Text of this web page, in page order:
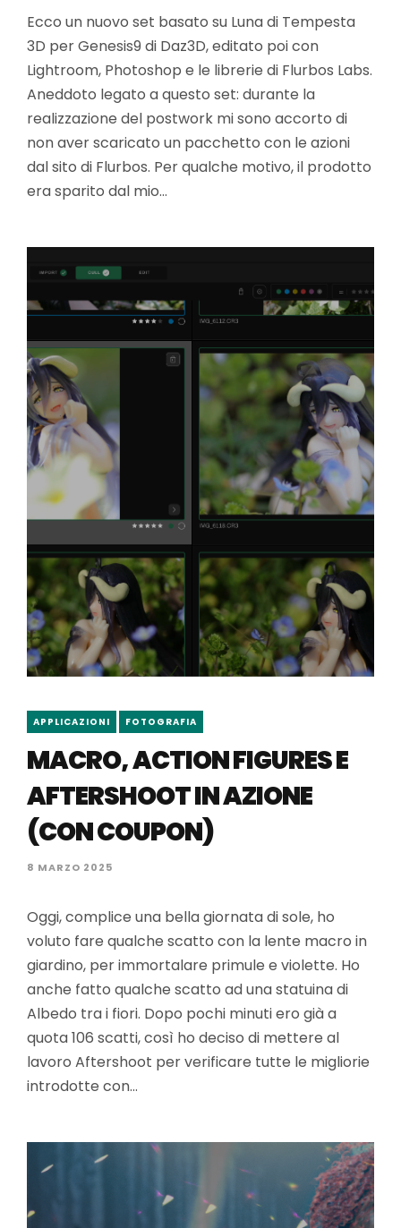
Ecco un nuovo set basato su Luna di Tempesta
3D per Genesis9 di Daz3D, editato poi con
Lightroom, Photoshop e le librerie di Flurbos Labs.
Aneddoto legato a questo set: durante la
realizzazione del postwork mi sono accorto di
non aver scaricato un pacchetto con le azioni
dal sito di Flurbos. Per qualche motivo, il prodotto
era sparito dal mio…
APPLICAZIONI FOTOGRAFIA
MACRO, ACTION FIGURES E
AFTERSHOOT IN AZIONE
(CON COUPON)
8 MARZO 2025
Oggi, complice una bella giornata di sole, ho
voluto fare qualche scatto con la lente macro in
giardino, per immortalare primule e violette. Ho
anche fatto qualche scatto ad una statuina di
Albedo tra i fiori. Dopo pochi minuti ero già a
quota 106 scatti, così ho deciso di mettere al
lavoro Aftershoot per verificare tutte le migliorie
introdotte con…